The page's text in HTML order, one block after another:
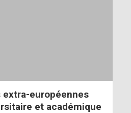
européennes
et académique